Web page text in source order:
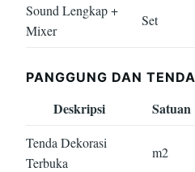
Sound Lengkap +
Mixer
Set
PANGGUNG DAN TENDA
Deskripsi Satuan
Tenda Dekorasi
Terbuka
m2